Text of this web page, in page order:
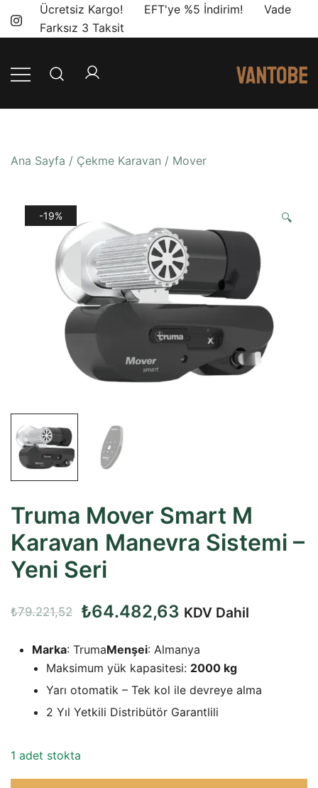
Ücretsiz Kargo! EFT'ye %5 İndirim! Vade
Farksız 3 Taksit
Ana Sayfa / Çekme Karavan / Mover
-19% 🔍
Truma Mover Smart M
Karavan Manevra Sistemi –
Yeni Seri
₺79.221,52
Orijinal
₺79.221,52.
₺64.482,63 Şu
fiyat:
₺64.482,63.
KDV Dahil
Marka: TrumaMenşei: Almanya
Maksimum yük kapasitesi: 2000 kg
Yarı otomatik – Tek kol ile devreye alma
2 Yıl Yetkili Distribütör Garantlili
1 adet stokta